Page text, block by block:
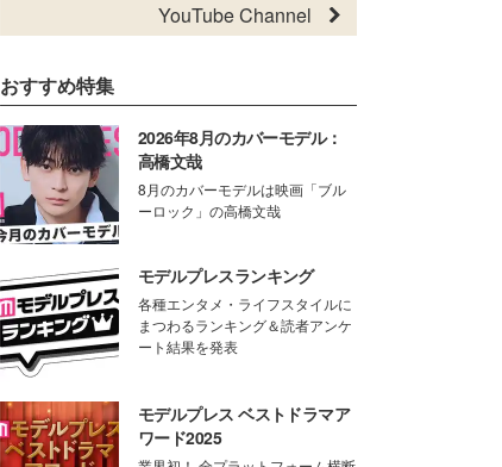
YouTube Channel
おすすめ特集
2026年8月のカバーモデル：
高橋文哉
8月のカバーモデルは映画「ブル
ーロック」の高橋文哉
モデルプレスランキング
各種エンタメ・ライフスタイルに
まつわるランキング＆読者アンケ
ート結果を発表
モデルプレス ベストドラマア
ワード2025